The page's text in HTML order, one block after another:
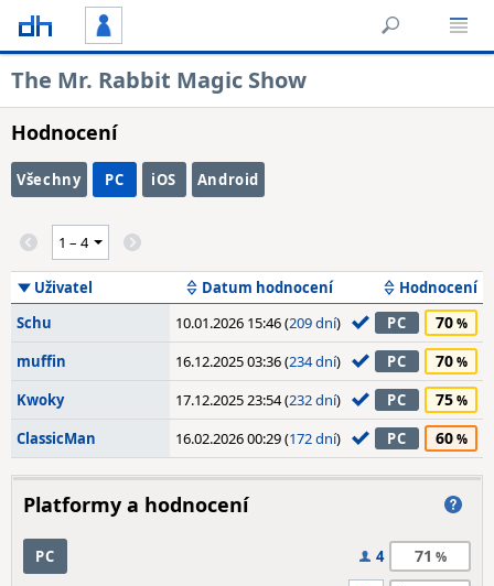
The Mr. Rabbit Magic Show
Hodnocení
Všechny PC iOS Android
Uživatel Datum hodnocení
Hodnocení
Schu
10.01.2026 15:46 (209 dní) PC 70
muffin 16.12.2025 03:36 (234 dní) PC 70
Kwoky 17.12.2025 23:54 (232 dní) PC 75
ClassicMan 16.02.2026 00:29 (172 dní) PC 60
Platformy a hodnocení
PC 4 71